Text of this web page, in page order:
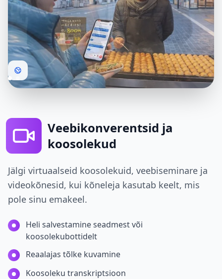
Veebikonverentsid ja
koosolekud
Jälgi virtuaalseid koosolekuid, veebiseminare ja
videokõnesid, kui kõneleja kasutab keelt, mis
pole sinu emakeel.
Heli salvestamine seadmest või
koosolekubottidelt
Reaalajas tõlke kuvamine
Koosoleku transkriptsioon